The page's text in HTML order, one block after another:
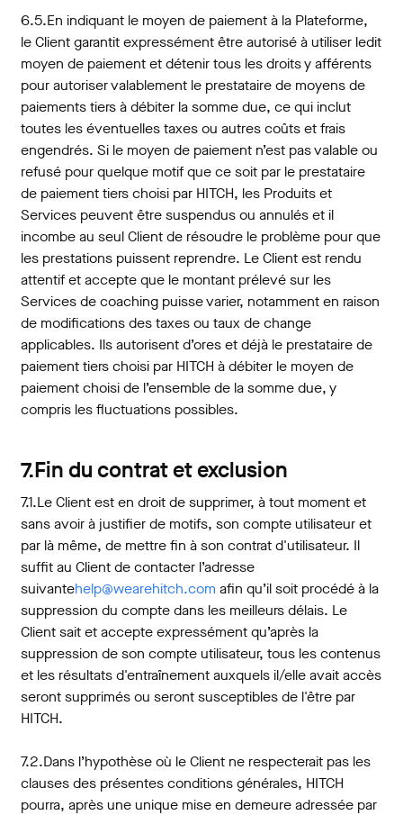
6.5.En indiquant le moyen de paiement à la Plateforme,
le Client garantit expressément être autorisé à utiliser ledit
moyen de paiement et détenir tous les droits y afférents
pour autoriser valablement le prestataire de moyens de
paiements tiers à débiter la somme due, ce qui inclut
toutes les éventuelles taxes ou autres coûts et frais
engendrés. Si le moyen de paiement n’est pas valable ou
refusé pour quelque motif que ce soit par le prestataire
de paiement tiers choisi par HITCH, les Produits et
Services peuvent être suspendus ou annulés et il
incombe au seul Client de résoudre le problème pour que
les prestations puissent reprendre. Le Client est rendu
attentif et accepte que le montant prélevé sur les
Services de coaching puisse varier, notamment en raison
de modifications des taxes ou taux de change
applicables. Ils autorisent d’ores et déjà le prestataire de
paiement tiers choisi par HITCH à débiter le moyen de
paiement choisi de l’ensemble de la somme due, y
compris les fluctuations possibles.
7.Fin du contrat et exclusion
7.1.Le Client est en droit de supprimer, à tout moment et
sans avoir à justifier de motifs, son compte utilisateur et
par là même, de mettre fin à son contrat d'utilisateur. Il
suffit au Client de contacter l’adresse
suivantehelp@wearehitch.com afin qu’il soit procédé à la
suppression du compte dans les meilleurs délais. Le
Client sait et accepte expressément qu’après la
suppression de son compte utilisateur, tous les contenus
et les résultats d'entraînement auxquels il/elle avait accès
seront supprimés ou seront susceptibles de l'être par
HITCH.
7.2.Dans l’hypothèse où le Client ne respecterait pas les
clauses des présentes conditions générales, HITCH
pourra, après une unique mise en demeure adressée par